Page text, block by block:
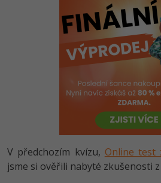
Datová analýza v praxi
Základy programování
Objektové programování
HTML5, CSS3, Bootstrap,
SQL a databáze
Testování a verzování
Školení dle technologií
C# .NET
JavaScript
Python
Programátor WWW aplikací
Senior programátor
Front-end developer
Vývojář mobilních aplikací
Specialista na AI a bigdata
C# Game developer
Webdesigner
Java -80%
C#.NET -80%
Python -80%
JavaScript -80%
PHP
-80%
Kurzy e-commerce
Testování softwaru
Datová analýza
Digitální gramotnost
Marketing -30%
WordPress
-30%
Kurzy designu
-80%
Photoshop -80%
Adobe Illustrator -80%
Adobe Lightroom -30%
V předchozím kvízu, Online test
jsme si ověřili nabyté zkušenosti